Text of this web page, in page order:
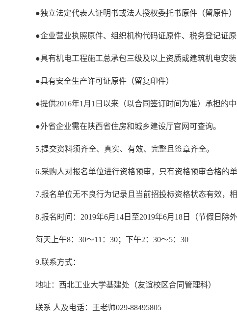
●独立法定代表人证明书或法人授权委托书原件（留原件
●企业营业执照原件、组织机构代码证原件、税务登记证
●具有机电工程施工总承包三级及以上资质或建筑机电安
●具有安全生产许可证原件（留复印件）
●提供2016年1月1日以来（以合同签订时间为准）承担的
●外省企业需在陕西省住房和城乡建设厅官网可查询。
5.提交资料须齐全、真实、有效、完整且签章齐全。
6.采购人对报名单位进行资格预审，只有资格预审合格的
7.报名单位无不良行为记录且当前招投标资格状态有效，
8.报名时间：2019年6月14日至2019年6月18日（节假日除外
每天上午8：30～11：30；下午2：30～5：30
9.联系方式：
地址：西北工业大学基建处（友谊校区合同管理科）
联系 人及电话：王老师029-88495805